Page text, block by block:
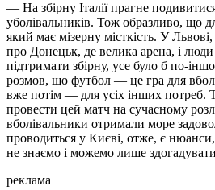
— На збірну Італії прагне
уболівальників. Тож образливо, що
який має мізерну місткість. У
про Донецьк, де велика арена, і
підтримати збірну, усе було б по-
розмов, що футбол — це гра для
вже потім — для усіх інших потреб.
провести цей матч на сучасному
вболівальники отримали море
проводиться у Києві, отже, є
не знаємо і можемо лише
реклама